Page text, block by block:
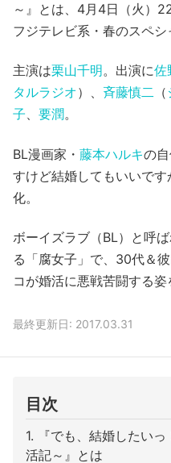
～』とは、4月4日（火）
フジテレビ系・春のスペシ
主演は栗山千明。出演に佐
タルラジオ）、 斉藤慎二 （
子、 要潤。
BL漫画家・ 藤本ハルキの
すけど結婚してもいいで
化。
ボーイズラブ（BL）と呼
る「腐女子」で、30代＆
コが婚活に悪戦苦闘する姿
最終更新日: 2017.03.31
目次
『でも、結婚したい
活記～』とは